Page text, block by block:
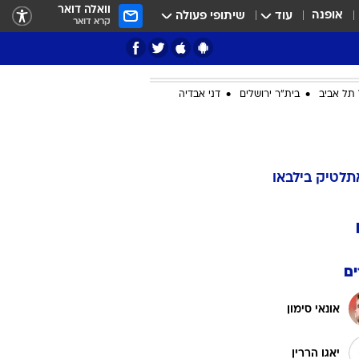
אופנה עוד שיתופי פעולה וואלה דואר
קרא דואר
דאבל דריבל
תל אביב בית"ר ירושלים דני אבדיה
בילבאו
אונאי סימון
יאגו הררין